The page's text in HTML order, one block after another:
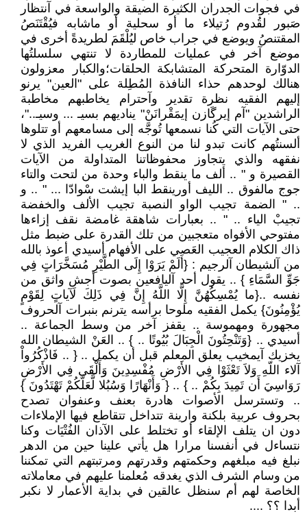
في فجوات الجدران الكثيرة الضيقة والواسعة في آنتظار
صَبور لقُدوم رُتيلاء ما أو سحلية أو ماشابه فيُقْتَنَصُ
المقتنصُ ويوضع في جراب خاص ليُلْقَمَ لطريدةً أخرى في
موضع آخر في عمليات للمطاردة لا تنتهي سلسلتُها
الدوّارة المتحركة المتشابكة الحلقات؛والكبار معزولون
هنالك لوحدهم حذاء النافذة المُطِلة على "العين" يرنو
إليهم الفقيه نظرة تقدير وآحترام يخاطبهم مخاطبة
الراشدين "آم إيرگَازن إيمَقْرانَنْ" يناديهم بسيـ ... وسيـ.."،
حتى الآيات التي كُنا نسمعها تُوجَّه إلى مسامعهم أو تتلوها
ألسنتُهم كانت تبدو لنا من النوع الغريب الفريد الذي لا
نفقهه والذي يتجاوز محفوظاتنا المتداولة من الآيات
القصيرة و " .. ألف ما ينقط والباء وحدة من لتحت والتاء
جوج مالفوق .. الليف أورينقط البا إيشت سْوادّا ... " .. و
.. " الضمة تجيب الواو النصبة تجيب الألف والخفضة
تجيبْ الياء .. " .. بعبارات شاهقة غامضة نقف إزاءها
مفتوحي الأفواه متعجبين من تلك القدرة على ضبط مثل
ذاك الكلام العجيب العَصي على الأفهام أسيدي أعوذ بالله
من آلشيطان آلرجيم : {أَلَمْ يَرَوْا إِلَى الطَّيْرِ مُسَخَّرَاتٍ فِي
جَوِّ السَّمَاءِ } .. يقول أحد آليافعين بصوت أجش واثق من
نفسه ..{ما يُمْسِكُهُنَّ إِلَّا اللَّهُ إِنَّ فِي ذَلِكَ لَآياتٍ لِقَوْمٍ
يُؤْمِنُونَ} يكمل الفقيه ملوحا برأسه يترنم بنبرات آلحروف
مجهورة ومهموسة .. يقفز آخر من وسط الجماعة ..
أسيدي .. {وَتَنْحِتُونَ الْجِبَالَ بُيُوتًا .. } .. العَنْ الشيطان الله
يخزيك آيمخيب يعلق المعلم قبل أن يكمل .. { .. فَاذْكُرُواْ
آلاء اللّهِ وَلاَ تَعْثَوْا فِي الأَرْضِ مُفْسِدِينَ وَأَلْقَى فِي الأَرْضِ
رَوَاسِيَ أَن تَمِيدَ بِكُمْ .. } .. { وَأَنْهَارًا وَسُبُلا لَّعَلَّكُمْ تَهْتَدُونَ }
.. وتسترسل الأصوات هادرة بعنف وعنفوان تصدح
بحروف عربية بلكنة وارينة تتداخل تتقاطع فيها الإملاءات
دون ان يتلف الإلقاء أو تختلط على الآذان الفُتْيَات وكنا
نتساءل في أنفسنا مرارا هل يأتي علينا حين من الدهر
نبلغ فيه مبلغهم وحكمتهم وقدرتهم ومرتبتهم التي تمكننا
من وسام الشرف الذي يغدقه مُعلمنا عليهم في معاملاته
الخاصة لهم أم سنظل عالقين في بداية الأعمار لا نكبر
أبدا ؟؟ ....